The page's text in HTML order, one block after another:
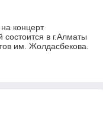
концерт
в г.Алматы
им. Жолдасбекова.